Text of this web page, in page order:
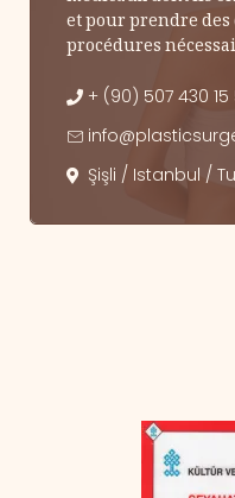
et pour prendre
procédures
+ (90) 507 430 15
Şişli / Istanbul /